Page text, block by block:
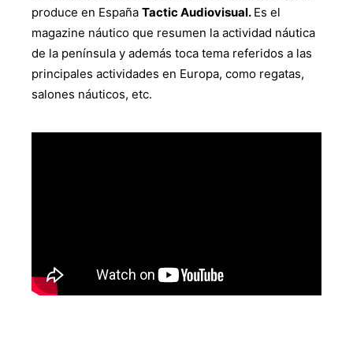
produce en España Tactic Audiovisual. Es el
magazine náutico que resumen la actividad náutica
de la península y además toca tema referidos a las
principales actividades en Europa, como regatas,
salones náuticos, etc.